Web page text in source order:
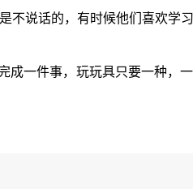
说话的，有时候他们喜欢学
一件事，玩玩具只要一种，